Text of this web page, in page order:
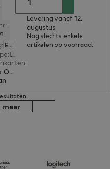
: Europa
: Ink
:
:
Origineel
Levering vanaf 12.
augustus
Nog slechts enkele
artikelen op voorraad.
meer